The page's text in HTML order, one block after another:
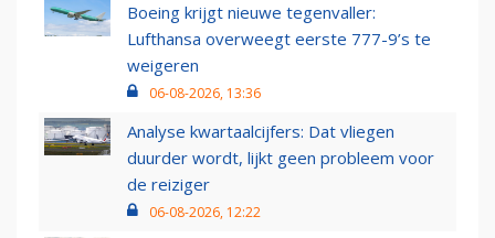
Boeing krijgt nieuwe tegenvaller:
Lufthansa overweegt eerste 777-9’s te
weigeren
06-08-2026, 13:36
Analyse kwartaalcijfers: Dat vliegen
duurder wordt, lijkt geen probleem voor
de reiziger
06-08-2026, 12:22